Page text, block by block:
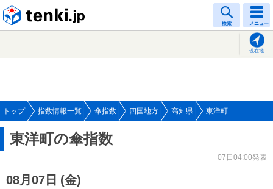
検索 メニュー
現在地
トップ 指数情報一覧 傘指数 四国地方 高知県 東洋町
東洋町の傘指数
07日04:00発表
08月07日 (金)